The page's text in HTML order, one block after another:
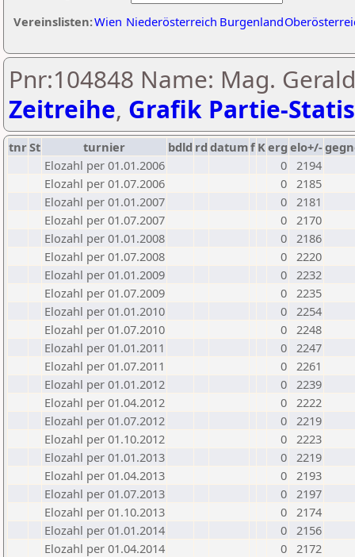
Vereinslisten:Wien Niederösterreich Burgenland
Pnr:104848 Name: Mag.
Zeitreihe, Grafik Partie-
tnrSt turnier bdld rd datumf Kerg elo+/-
Elozahl per 01.01.2006
0 2194
Elozahl per 01.07.2006
0 2185
Elozahl per 01.01.2007
0 2181
Elozahl per 01.07.2007
0 2170
Elozahl per 01.01.2008
0 2186
Elozahl per 01.07.2008
0 2220
Elozahl per 01.01.2009
0 2232
Elozahl per 01.07.2009
0 2235
Elozahl per 01.01.2010
0 2254
Elozahl per 01.07.2010
0 2248
Elozahl per 01.01.2011
0 2247
Elozahl per 01.07.2011
0 2261
Elozahl per 01.01.2012
0 2239
Elozahl per 01.04.2012
0 2222
Elozahl per 01.07.2012
0 2219
Elozahl per 01.10.2012
0 2223
Elozahl per 01.01.2013
0 2219
Elozahl per 01.04.2013
0 2193
Elozahl per 01.07.2013
0 2197
Elozahl per 01.10.2013
0 2174
Elozahl per 01.01.2014
0 2156
Elozahl per 01.04.2014
0 2172